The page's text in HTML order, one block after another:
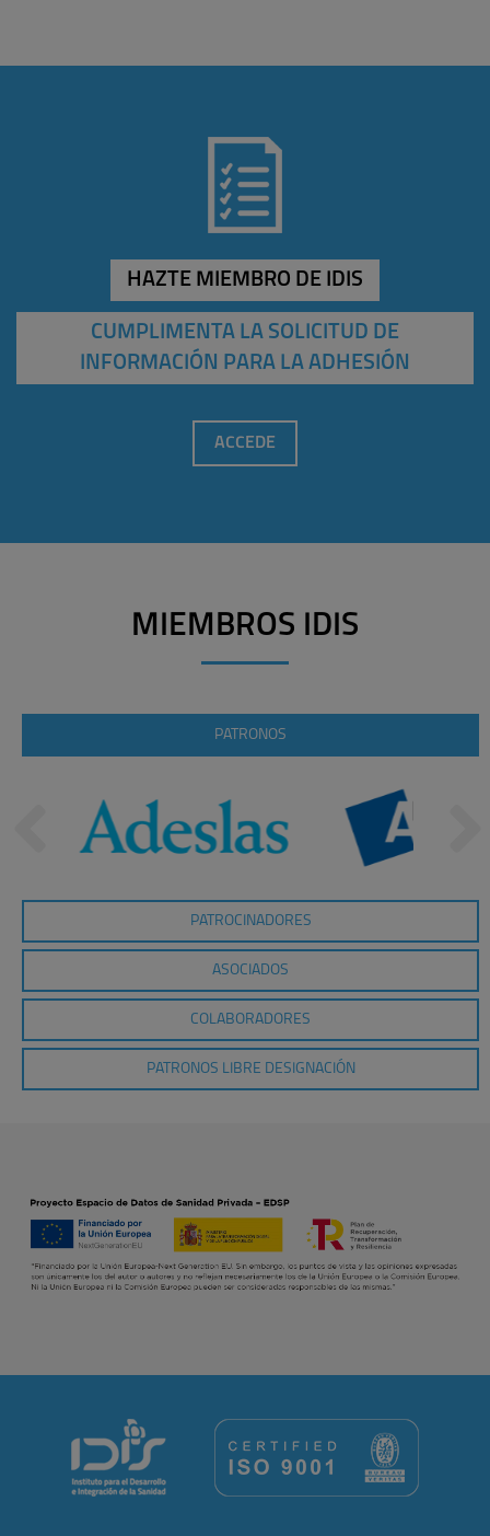
HAZTE MIEMBRO DE IDIS
CUMPLIMENTA LA SOLICITUD DE
INFORMACIÓN PARA LA ADHESIÓN
ACCEDE
MIEMBROS IDIS
PATRONOS
PATROCINADORES
ASOCIADOS
COLABORADORES
PATRONOS LIBRE DESIGNACIÓN